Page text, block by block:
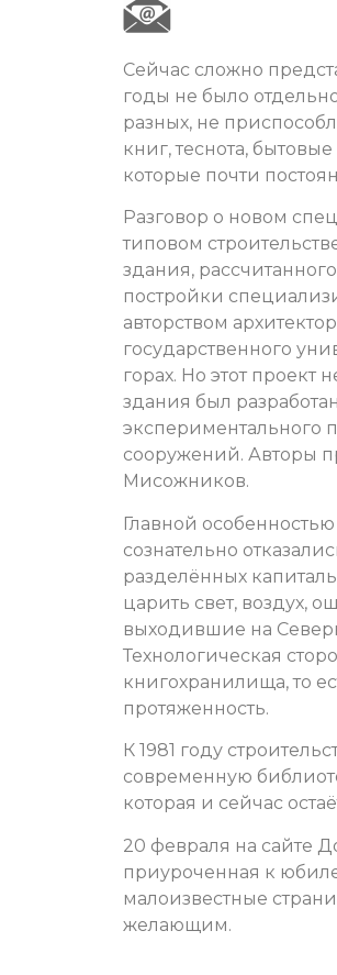
Сейчас сложно
годы не было
разных, не
книг, теснота,
которые почти
Разговор о новом
типовом
здания,
постройки
авторством
государственного
горах. Но этот проект
здания был
экспериментального
сооружений. Авторы
Мисожников.
Главной
сознательно
разделённых
царить свет, воздух,
выходившие на
Технологическая
книгохранилища, то
протяженность.
К 1981 году
современную
которая и сейчас
20 февраля на сайте
приуроченная к
малоизвестные
желающим.